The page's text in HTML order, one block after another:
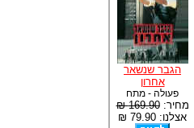
הגבר שנשאר
אחרון
פעולה - מתח
מחיר:169.90 ₪
אצלנו: 79.90 ₪